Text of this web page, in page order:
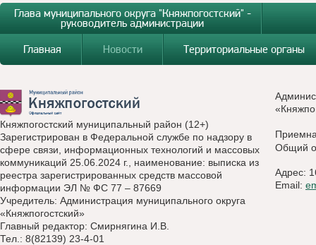
Глава муниципального округа "Княжпогостский" -
руководитель администрации
Главная
Новости Территориальные органы
Княжпогостский муниципальный район (12+)
Зарегистрирован в Федеральной службе по надзору в
сфере связи, информационных технологий и массовых
коммуникаций 25.06.2024 г., наименование: выписка из
реестра зарегистрированных средств массовой
информации ЭЛ № ФС 77 – 87669
Учредитель: Администрация муниципального округа
«Княжпогостский»
Главный редактор: Смирнягина И.В.
Тел.: 8(82139) 23-4-01
Общий
Адрес:
Email: